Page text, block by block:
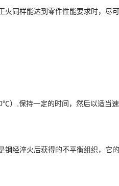
火同样能达到零件性能要求时，尽
）,保持一定的时间，然后以适当
钢经淬火后获得的不平衡组织，它